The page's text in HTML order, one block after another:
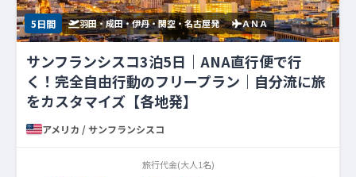
5日間 羽田・成田・伊丹・関空・名古屋発 ＡＮＡ
サンフランシスコ3泊5日｜ANA直行便で行
く！完全自由行動のフリープラン｜自分流に旅
をカスタマイズ【各地発】
アメリカ / サンフランシスコ
旅行代金(大人1名)